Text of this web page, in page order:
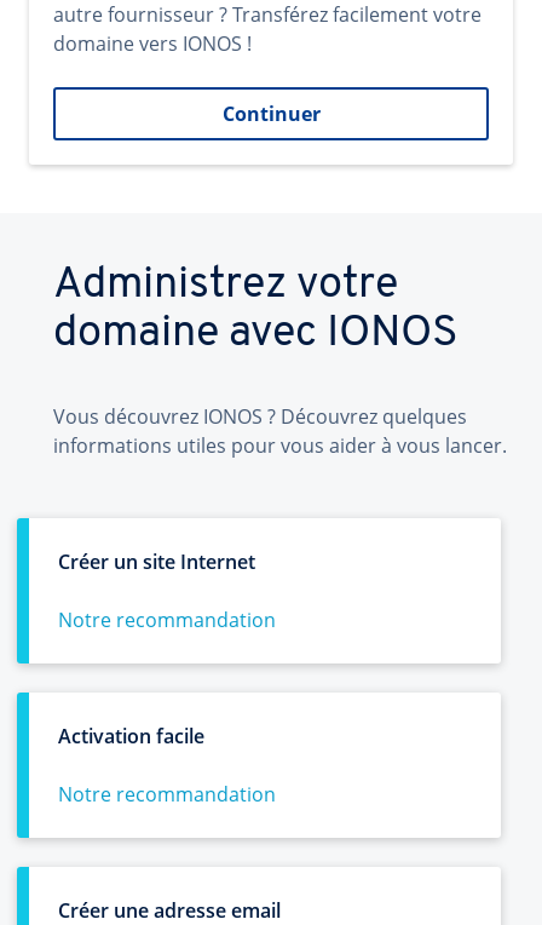
autre fournisseur ? Transférez facilement votre
domaine vers IONOS !
Continuer
Administrez votre
domaine avec IONOS
Vous découvrez IONOS ? Découvrez quelques
informations utiles pour vous aider à vous lancer.
Créer un site Internet
Notre recommandation
Activation facile
Notre recommandation
Créer une adresse email